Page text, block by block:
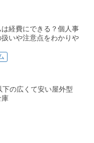
町線
線
宿線
マ
株式会社コスモ
ボックス
グス株式会社
レーション株式会社
ランクルーム東京
江間忠不動産株式会社
ー
は経費にできる？個人事
いや注意点をわかりや
の広くて安い屋外型
庫